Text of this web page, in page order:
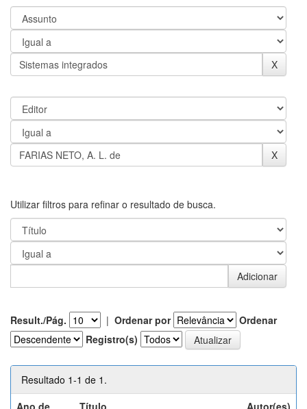
Utilizar filtros para refinar o resultado de busca.
Result./Pág. | Ordenar por
Ordenar
Registro(s)
Resultado 1-1 de 1.
Ano de
Título Autor(es)